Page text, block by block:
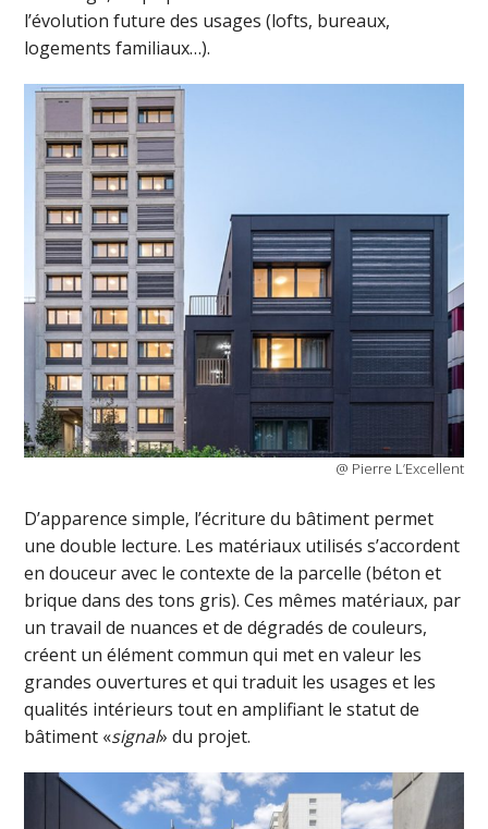
l’évolution future des usages (lofts, bureaux,
logements familiaux…).
@ Pierre L’Excellent
D’apparence simple, l’écriture du bâtiment permet
une double lecture. Les matériaux utilisés s’accordent
en douceur avec le contexte de la parcelle (béton et
brique dans des tons gris). Ces mêmes matériaux, par
un travail de nuances et de dégradés de couleurs,
créent un élément commun qui met en valeur les
grandes ouvertures et qui traduit les usages et les
qualités intérieurs tout en amplifiant le statut de
bâtiment «signal» du projet.